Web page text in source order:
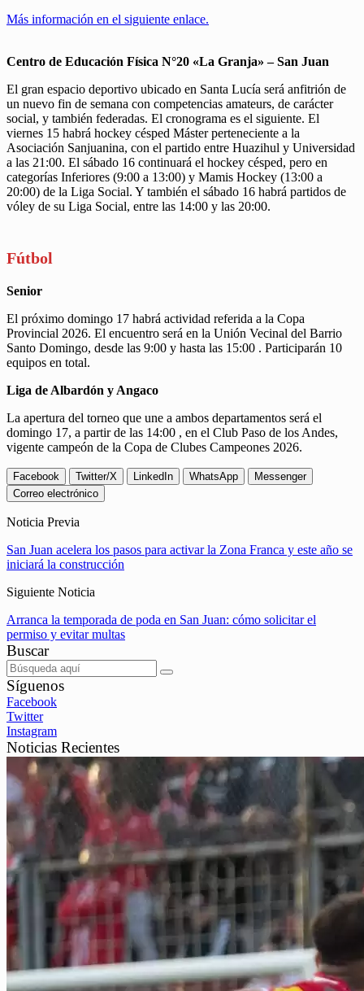
Más información en el siguiente enlace.
Centro de Educación Física N°20 «La Granja» – San Juan
El gran espacio deportivo ubicado en Santa Lucía será anfitrión de
un nuevo fin de semana con competencias amateurs, de carácter
social, y también federadas. El cronograma es el siguiente. El
viernes 15 habrá hockey césped Máster perteneciente a la
Asociación Sanjuanina, con el partido entre Huazihul y Universidad
a las 21:00. El sábado 16 continuará el hockey césped, pero en
categorías Inferiores (9:00 a 13:00) y Mamis Hockey (13:00 a
20:00) de la Liga Social. Y también el sábado 16 habrá partidos de
vóley de su Liga Social, entre las 14:00 y las 20:00.
Fútbol
Senior
El próximo domingo 17 habrá actividad referida a la Copa
Provincial 2026. El encuentro será en la Unión Vecinal del Barrio
Santo Domingo, desde las 9:00 y hasta las 15:00 . Participarán 10
equipos en total.
Liga de Albardón y Angaco
La apertura del torneo que une a ambos departamentos será el
domingo 17, a partir de las 14:00 , en el Club Paso de los Andes,
vigente campeón de la Copa de Clubes Campeones 2026.
Facebook Twitter/X LinkedIn WhatsApp
Messenger
Correo electrónico
Noticia Previa
San Juan acelera los pasos para activar la Zona Franca y este año se
iniciará la construcción
Siguiente Noticia
Arranca la temporada de poda en San Juan: cómo solicitar el
permiso y evitar multas
Buscar
Síguenos
Facebook
Twitter
Instagram
Noticias Recientes